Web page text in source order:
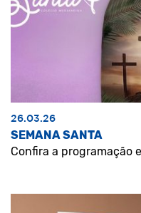
26.03.26
SEMANA SANTA
Confira a programação